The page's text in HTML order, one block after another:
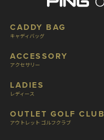
CADDY BAG
キャディバッグ
ACCESSORY
アクセサリー
LADIES
レディース
OUTLET GOLF CLUB
アウトレット ゴルフクラブ